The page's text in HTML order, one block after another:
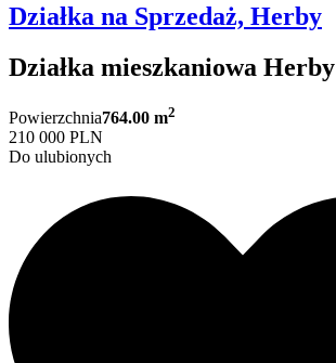
Działka na Sprzedaż, Herby
Działka mieszkaniowa Herby
Powierzchnia764.00 m2
210 000 PLN
Do ulubionych